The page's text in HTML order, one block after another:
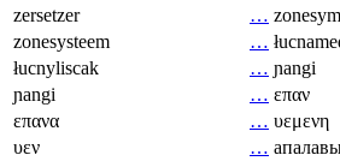
zersetzer
…
zonesysteem
…
łucnyliscak
… ɲangi
ɲangi
… επαν
επανα
… υεμενη
υεν
…